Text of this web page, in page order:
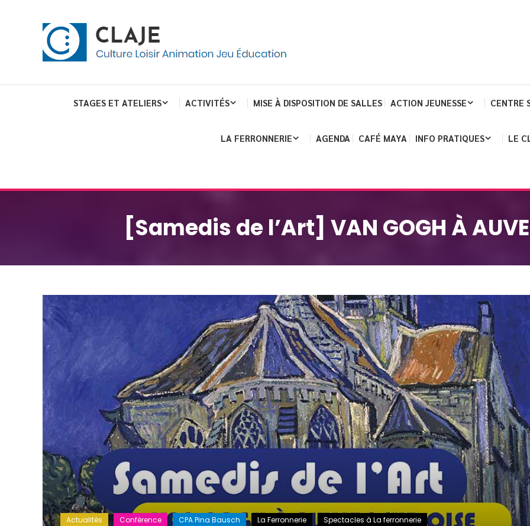
Claje
STAGES ET ATELIERS ACTIVITÉS MISE À DISPOSITION DE SALLES ACTION JEUNESSE CENTRE
LA FERRONNERIE AGENDA CAFÉ MAYA INFO PRATIQUES LE
[Samedis de l’Art] VAN GOGH À
Actualités Conférence CPA Pina Bausch La Ferronnerie Spectacles à La ferronnerie